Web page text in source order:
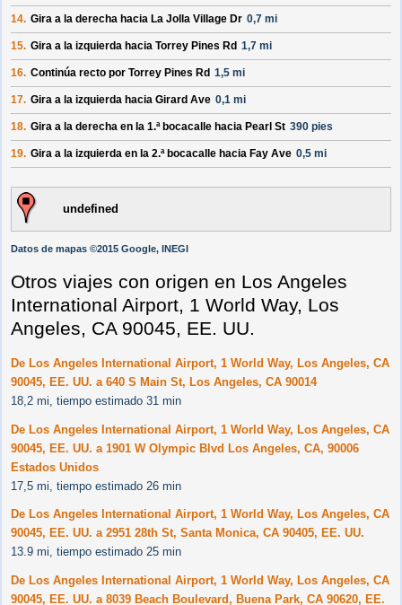
14. Gira a la derecha hacia La Jolla Village Dr 0,7 mi
15. Gira a la izquierda hacia Torrey Pines Rd 1,7 mi
16. Continúa recto por Torrey Pines Rd 1,5 mi
17. Gira a la izquierda hacia Girard Ave 0,1 mi
18. Gira a la derecha en la 1.ª bocacalle hacia Pearl St 390 pies
19. Gira a la izquierda en la 2.ª bocacalle hacia Fay Ave 0,5 mi
undefined
Datos de mapas ©2015 Google, INEGI
Otros viajes con origen en Los Angeles
International Airport, 1 World Way, Los
Angeles, CA 90045, EE. UU.
De Los Angeles International Airport, 1 World Way, Los Angeles, CA
90045, EE. UU. a 640 S Main St, Los Angeles, CA 90014
18,2 mi, tiempo estimado 31 min
De Los Angeles International Airport, 1 World Way, Los Angeles, CA
90045, EE. UU. a 1901 W Olympic Blvd Los Angeles, CA, 90006
Estados Unidos
17,5 mi, tiempo estimado 26 min
De Los Angeles International Airport, 1 World Way, Los Angeles, CA
90045, EE. UU. a 2951 28th St, Santa Monica, CA 90405, EE. UU.
13.9 mi, tiempo estimado 25 min
De Los Angeles International Airport, 1 World Way, Los Angeles, CA
90045, EE. UU. a 8039 Beach Boulevard, Buena Park, CA 90620, EE.